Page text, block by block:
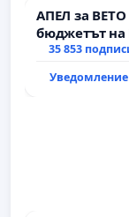
АПЕЛ за ВЕТО
бюджетът на
парите и
35 853
Уведомление